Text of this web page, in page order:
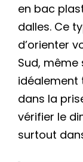
en bac
dalles. Ce
d’orienter
Sud, même
idéalement
dans la
vérifier le
surtout